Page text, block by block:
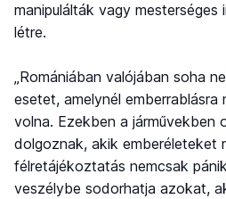
manipulálták vagy
létre.
„Romániában valójában soha
esetet, amelynél
volna. Ezekben a járművekben
dolgoznak, akik emberéleteket
félretájékoztatás nemcsak
veszélybe sodorhatja azokat,